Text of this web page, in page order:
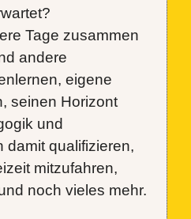
Tage zusammen
andere
eigene
seinen Horizont
und
damit qualifizieren,
mitzufahren,
noch vieles mehr.